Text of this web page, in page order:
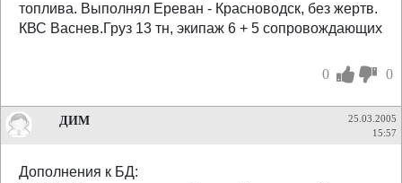
топлива. Выполнял Ереван - Красноводск, без жертв.
КВС Васнев.Груз 13 тн, экипаж 6 + 5 сопровождающих
0 0
ДИМ
25.03.2005
15:57
Дополнения к БД: